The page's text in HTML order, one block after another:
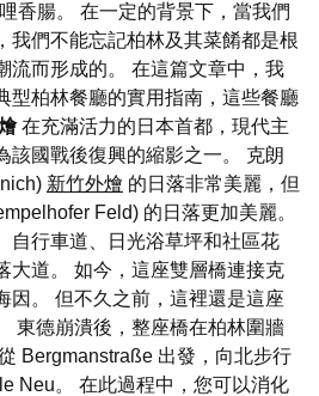
香腸。 在一定的背景下，當我們
我們不能忘記柏林及其菜餚都是根
流而形成的。 在這篇文章中，我
型柏林餐廳的實用指南，這些餐廳
在充滿活力的日本首都，現代主
該國戰後復興的縮影之一。 克朗
新竹外燴 的日落非常美麗，但
Feld) 的日落更加美麗。
自行車道、日光浴草坪和社區花
大道。 如今，這座雙層橋連接克
因。 但不久之前，這裡還是這座
東德崩潰後，整座橋在柏林圍牆
Bergmanstraße 出發，向北步行
Neu。 在此過程中，您可以消化